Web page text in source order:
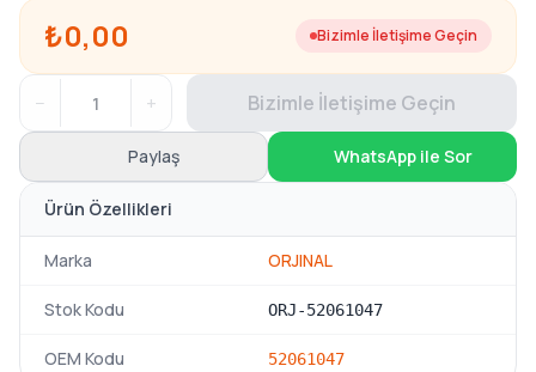
₺0,00 Bizimle İletişime Geçin
− + Bizimle İletişime Geçin
Paylaş WhatsApp ile Sor
Ürün Özellikleri
Marka ORJINAL
Stok Kodu ORJ-52061047
OEM Kodu 52061047